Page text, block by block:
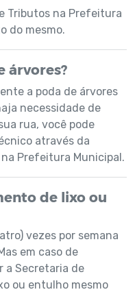
Tributos na Prefeitura
do mesmo.
árvores?
a poda de árvores
necessidade de
rua, você pode
através da
Prefeitura Municipal.
de lixo ou
vezes por semana
em caso de
a Secretaria de
ou entulho mesmo